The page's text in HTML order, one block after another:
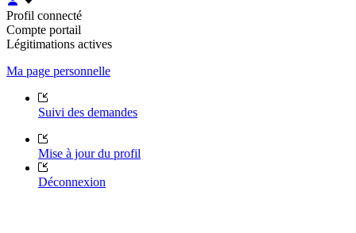
Profil connecté
Compte portail
Légitimations actives
Ma page personnelle
Suivi des demandes
Mise à jour du profil
Déconnexion